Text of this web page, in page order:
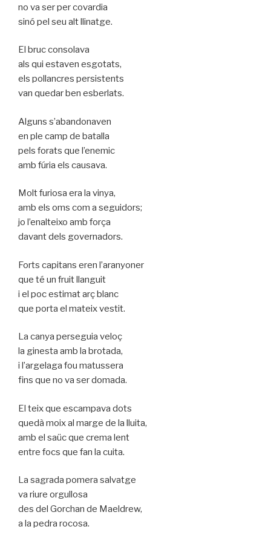
no va ser per covardia
sinó pel seu alt llinatge.
El bruc consolava
als qui estaven esgotats,
els pollancres persistents
van quedar ben esberlats.
Alguns s’abandonaven
en ple camp de batalla
pels forats que l’enemic
amb fúria els causava.
Molt furiosa era la vinya,
amb els oms com a seguidors;
jo l’enalteixo amb força
davant dels governadors.
Forts capitans eren l’aranyoner
que té un fruit llanguit
i el poc estimat arç blanc
que porta el mateix vestit.
La canya perseguia veloç
la ginesta amb la brotada,
i l’argelaga fou matussera
fins que no va ser domada.
El teix que escampava dots
quedà moix al marge de la lluita,
amb el saüc que crema lent
entre focs que fan la cuita.
La sagrada pomera salvatge
va riure orgullosa
des del Gorchan de Maeldrew,
a la pedra rocosa.